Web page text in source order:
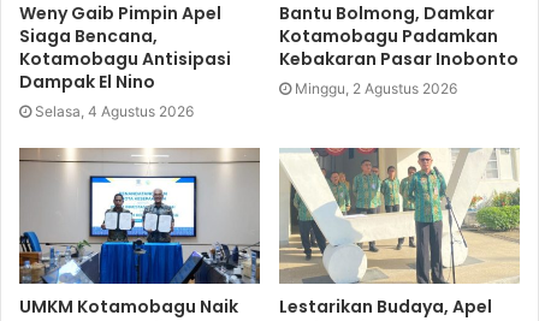
Weny Gaib Pimpin Apel
Siaga Bencana,
Kotamobagu Antisipasi
Dampak El Nino
Selasa, 4 Agustus 2026
Bantu Bolmong, Damkar
Kotamobagu Padamkan
Kebakaran Pasar Inobonto
Minggu, 2 Agustus 2026
UMKM Kotamobagu Naik
Lestarikan Budaya, Apel